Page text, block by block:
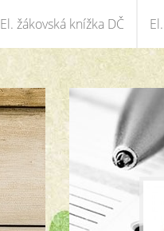
El. žákovská knížka DČ